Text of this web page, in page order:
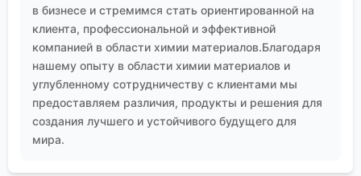
в бизнесе и стремимся стать ориентированной на
клиента, профессиональной и эффективной
компанией в области химии материалов.Благодаря
нашему опыту в области химии материалов и
углубленному сотрудничеству с клиентами мы
предоставляем различия, продукты и решения для
создания лучшего и устойчивого будущего для
мира.